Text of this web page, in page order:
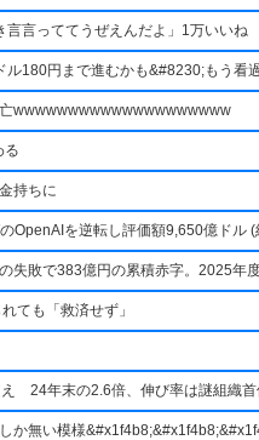
言っててうぜえんだよ」1万いいね
180円まで進むかも&#8230;もう看過
wwwwwwwwwwwwwwwwwwww
る
持ちに
OpenAIを逆転し評価額9,650億ド
失敗で383億円の累積赤字。2025年
ても「救済せず」
24年末の2.6倍、伸び率は謎組織首
か無い模様